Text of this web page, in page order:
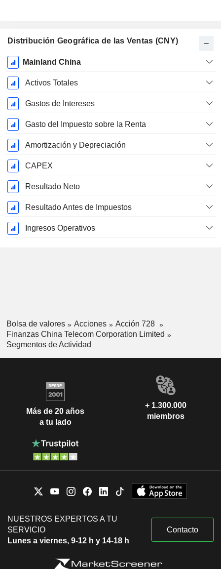
Distribución Geográfica de las Ventas (CNY)
Período
fiscal:
Diciembre
Mainland China
Activos Totales
Gastos de Intereses
Gasto del Impuesto sobre la Renta
Amortización y Depreciación
CAPEX
Resultado Neto
Resultado Antes de Impuestos
Ingresos Operativos
Bolsa de valores Acciones
Acción 728
Finanzas China Telecom Corporation Limited
Segmentos de Actividad
Más de 20 años
a tu lado
+ 1.300.000
miembros
NUESTROS EXPERTOS A TU
SERVICIO
Lunes a viernes, 9-12 h y 14-18 h
Contacto